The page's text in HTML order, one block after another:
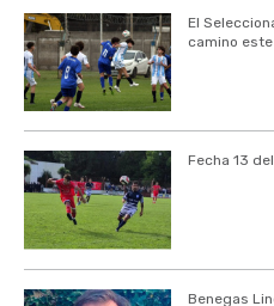
El
camino
Fecha 13
Benegas